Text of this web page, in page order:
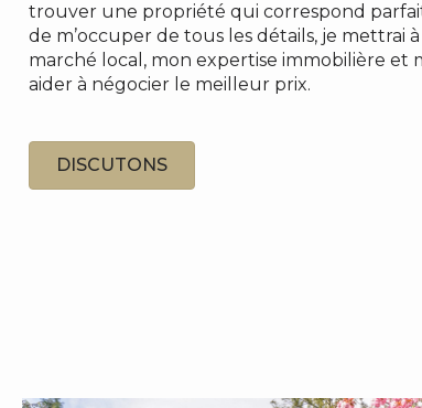
trouver une propriété qui correspond
de m’occuper de tous les détails, je mettrai
marché local, mon expertise immobilière et
aider à négocier le meilleur prix.
DISCUTONS